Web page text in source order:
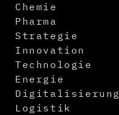
Chemie
Pharma
Strategie
Innovation
Technologie
Energie
Digitalisierung
Logistik